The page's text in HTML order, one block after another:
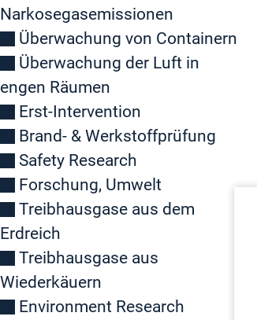
Narkosegasemissionen
Überwachung von Containern
Überwachung der Luft in
engen Räumen
Erst-Intervention
Brand- & Werkstoffprüfung
Safety Research
Forschung, Umwelt
Treibhausgase aus dem
Erdreich
Treibhausgase aus
Wiederkäuern
Environment Research